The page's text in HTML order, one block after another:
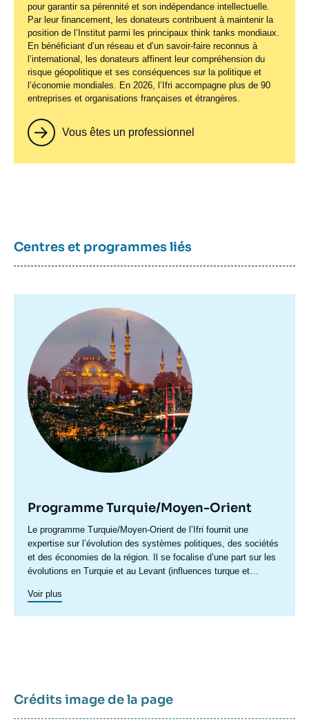
pour garantir sa pérennité et son indépendance intellectuelle.
Par leur financement, les donateurs contribuent à maintenir la
position de l’Institut parmi les principaux think tanks mondiaux.
En bénéficiant d’un réseau et d’un savoir-faire reconnus à
l’international, les donateurs affinent leur compréhension du
risque géopolitique et ses conséquences sur la politique et
l’économie mondiales. En 2026, l’Ifri accompagne plus de 90
entreprises et organisations françaises et étrangères.
Vous êtes un professionnel
Centres et programmes liés
principale
Programme Turquie/Moyen-Orient
Accroche
centre
Le programme Turquie/Moyen-Orient de l’Ifri fournit une
expertise sur l’évolution des systèmes politiques, des sociétés
et des économies de la région. Il se focalise d’une part sur les
évolutions en Turquie et au Levant (influences turque et
recompositions diplomatiques), et également au Maghreb
Voir plus
Crédits image de la page